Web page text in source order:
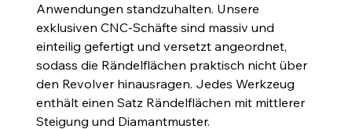
Anwendungen standzuhalten. Unsere
exklusiven CNC-Schäfte sind massiv und
einteilig gefertigt und versetzt angeordnet,
sodass die Rändelflächen praktisch nicht über
den Revolver hinausragen. Jedes Werkzeug
enthält einen Satz Rändelflächen mit mittlerer
Steigung und Diamantmuster.